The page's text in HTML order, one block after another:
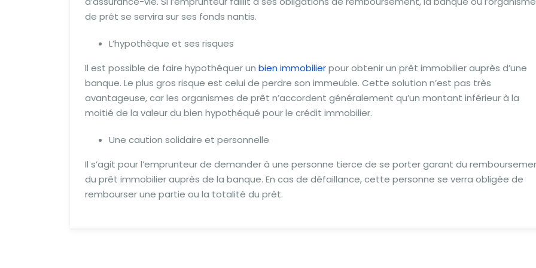
de prêt se servira sur ses fonds nantis.
L’hypothèque et ses risques
Il est possible de faire hypothéquer un bien immobilierpour obtenir un prêt immobilier auprès d’une
banque. Le plus gros risque est celui de perdre son immeuble. Cette solution n’est pas très
avantageuse, car les organismes de prêt n’accordent généralement qu’un montant inférieur à la
moitié de la valeur du bien hypothéqué pour le crédit immobilier.
Une caution solidaire et personnelle
Il s’agit pour l’emprunteur de demander à une personne tierce de se porter garant du
du prêt immobilier auprès de la banque. En cas de défaillance, cette personne se verra obligée de
rembourser une partie ou la totalité du prêt.